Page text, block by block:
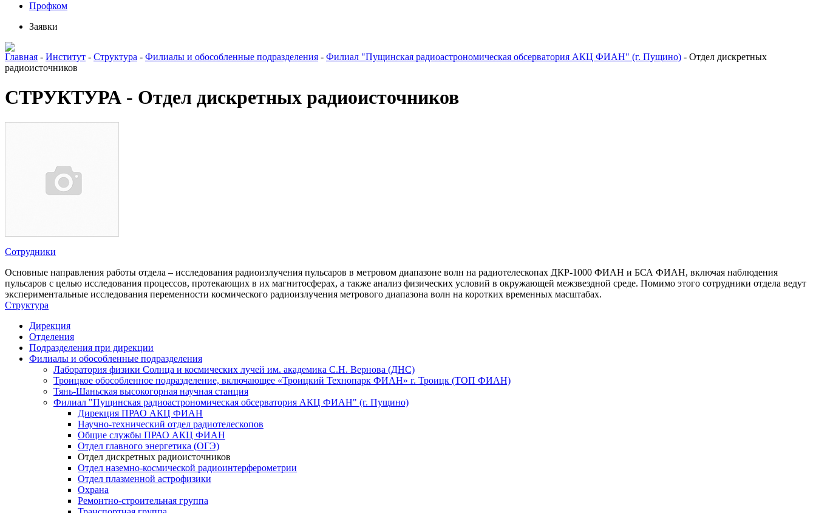
Профком
Заявки
Главная - Институт - Структура - Филиалы и обособленные подразделения - Филиал "Пущинская радиоастрономическая обсерватория АКЦ ФИАН" (г. Пущино) - Отдел дискретных
радиоисточников
СТРУКТУРА - Отдел дискретных радиоисточников
Сотрудники
Основные направления работы отдела – исследования радиоизлучения пульсаров в метровом диапазоне волн на радиотелескопах ДКР-1000 ФИАН и БСА ФИАН, включая наблюдения
пульсаров с целью исследования процессов, протекающих в их магнитосферах, а также анализ физических условий в окружающей межзвездной среде. Помимо этого сотрудники отдела ведут
экспериментальные исследования переменности космического радиоизлучения метрового диапазона волн на коротких временных масштабах.
Структура
Дирекция
Отделения
Подразделения при дирекции
Филиалы и обособленные подразделения
Лаборатория физики Солнца и космических лучей им. академика С.Н. Вернова (ДНС)
Троицкое обособленное подразделение, включающее «Троицкий Технопарк ФИАН» г. Троицк (ТОП ФИАН)
Тянь-Шаньская высокогорная научная станция
Филиал "Пущинская радиоастрономическая обсерватория АКЦ ФИАН" (г. Пущино)
Дирекция ПРАО АКЦ ФИАН
Научно-технический отдел радиотелескопов
Общие службы ПРАО АКЦ ФИАН
Отдел главного энергетика (ОГЭ)
Отдел дискретных радиоисточников
Отдел наземно-космической радиоинтерферометрии
Отдел плазменной астрофизики
Охрана
Ремонтно-строительная группа